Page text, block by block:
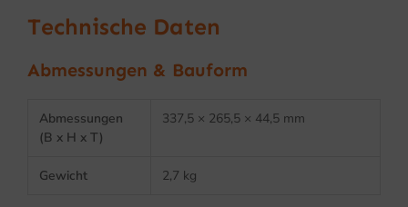
Technische Daten
Abmessungen & Bauform
Abmessungen
(B x H x T)
337,5 × 265,5 × 44,5 mm
Gewicht 2,7 kg